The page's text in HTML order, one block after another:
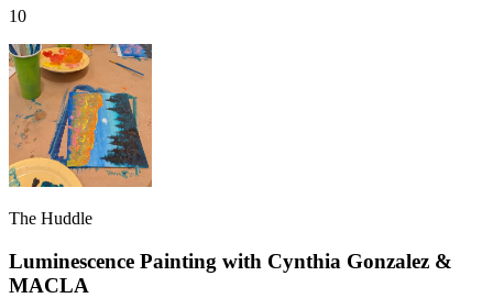
10
The Huddle
Luminescence Painting with Cynthia Gonzalez &
MACLA